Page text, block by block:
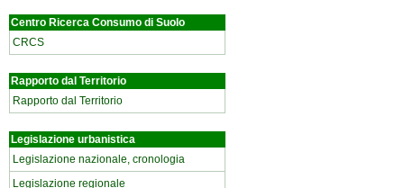
Centro Ricerca Consumo di Suolo
CRCS
Rapporto dal Territorio
Rapporto dal Territorio
Legislazione urbanistica
Legislazione nazionale, cronologia
Legislazione regionale